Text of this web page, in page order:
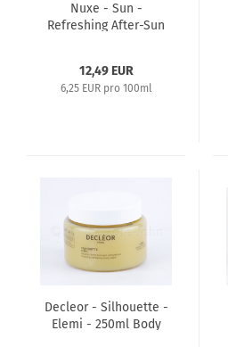
Nuxe - Sun -
Refreshing After-Sun
12,49 EUR
6,25 EUR pro 100ml
Decleor - Silhouette -
Elemi - 250ml Body